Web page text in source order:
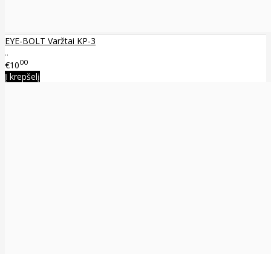
EYE-BOLT Varžtai KP-3
..
€1000
Į krepšelį